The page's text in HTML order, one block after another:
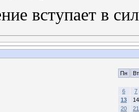
вступает в
Пн Вт
6
7
13
14
20
21